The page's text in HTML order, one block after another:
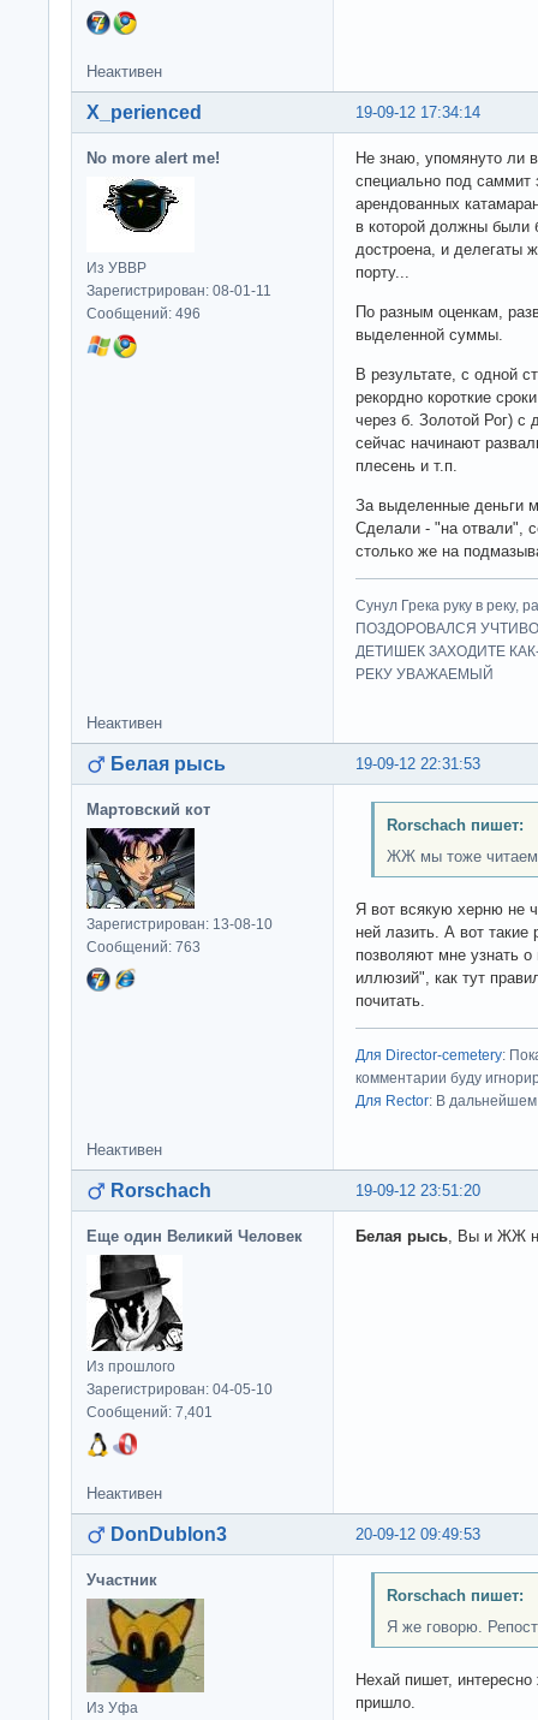
Неактивен
19-09-12 17:34:14
X_perienced
No more alert me!
Из УВВР
Зарегистрирован: 08-01-11
Сообщений: 496
Не знаю, упомянуто ли
специально под саммит
арендованных
в которой должны были
достроена, и делегаты
порту...
По разным оценкам,
выделенной суммы.
В результате, с одной
рекордно короткие
через б. Золотой Рог) с
сейчас начинают
плесень и т.п.
За выделенные деньги
Сделали - "на отвали",
столько же на
Сунул Грека руку в
ПОЗДОРОВАЛСЯ
ДЕТИШЕК ЗАХОДИТЕ
РЕКУ УВАЖАЕМЫЙ
Неактивен
19-09-12 22:31:53
Белая рысь
Мартовский кот
Зарегистрирован: 13-08-10
Сообщений: 763
Rorschach пишет:
ЖЖ мы тоже
Я вот всякую херню не
ней лазить. А вот такие
позволяют мне узнать
иллюзий", как тут
почитать.
Для Director-cemetery:
комментарии буду
Для Rector: В дальнейшем
Неактивен
19-09-12 23:51:20
Rorschach
Еще один Великий Человек
Из прошлого
Зарегистрирован: 04-05-10
Сообщений: 7,401
Белая рысь, Вы и ЖЖ
Неактивен
20-09-12 09:49:53
DonDublon3
Участник
Из Уфа
Rorschach пишет:
Я же говорю.
Нехай пишет,
пришло.